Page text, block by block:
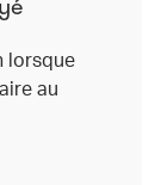
lorsque
au